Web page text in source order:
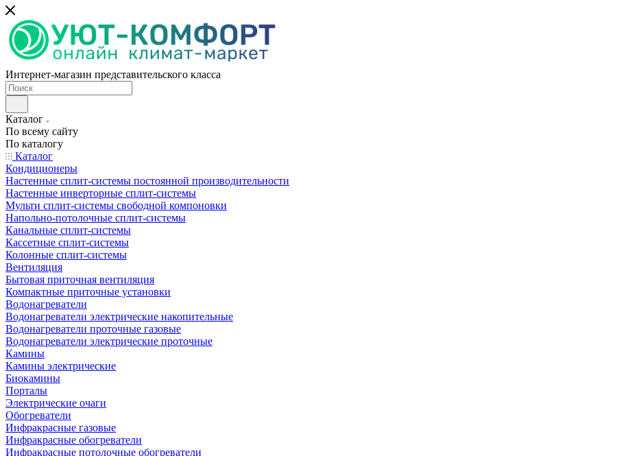
Интернет-магазин представительского класса
Каталог
По всему сайту
По каталогу
Каталог
Кондиционеры
Настенные сплит-системы постоянной производительности
Настенные инверторные сплит-системы
Мульти сплит-системы свободной компоновки
Напольно-потолочные сплит-системы
Канальные сплит-системы
Кассетные сплит-системы
Колонные сплит-системы
Вентиляция
Бытовая приточная вентиляция
Компактные приточные установки
Водонагреватели
Водонагреватели электрические накопительные
Водонагреватели проточные газовые
Водонагреватели электрические проточные
Камины
Камины электрические
Биокамины
Порталы
Электрические очаги
Обогреватели
Инфракрасные газовые
Инфракрасные обогреватели
Инфракрасные потолочные обогреватели